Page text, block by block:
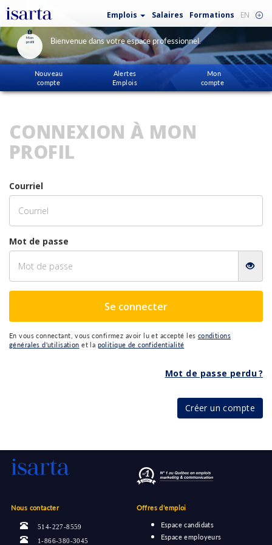
Emplois Salaires Formations EN
Mon
profil
Bienvenue dans votre espace professionnel.
Nouveau
compte
Alertes
Emplois
Mon
compte
CONNEXION À MON
PROFIL
Courriel
Mot de passe
Se connecter
En vous connectant, vous confirmez avoir lu et accepté les conditions
générales d'utilisation et la politique de confidentialité
Mot de passe perdu ?
Créer un compte
Nous contacter
514-227-8559
1-866-380-3045
Offres d'emploi
Espace candidats
Espace employeurs